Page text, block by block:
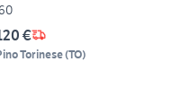
€
Torinese(TO)